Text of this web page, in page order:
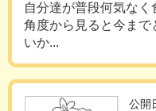
自分達が普段何気なく
角度から見ると今まで
いか...
公開